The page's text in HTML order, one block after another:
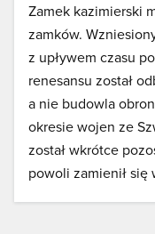
Zamek kazimierski
zamków.
z upływem czasu
renesansu został
a nie budowla
okresie wojen ze
został wkrótce
powoli zamienił się